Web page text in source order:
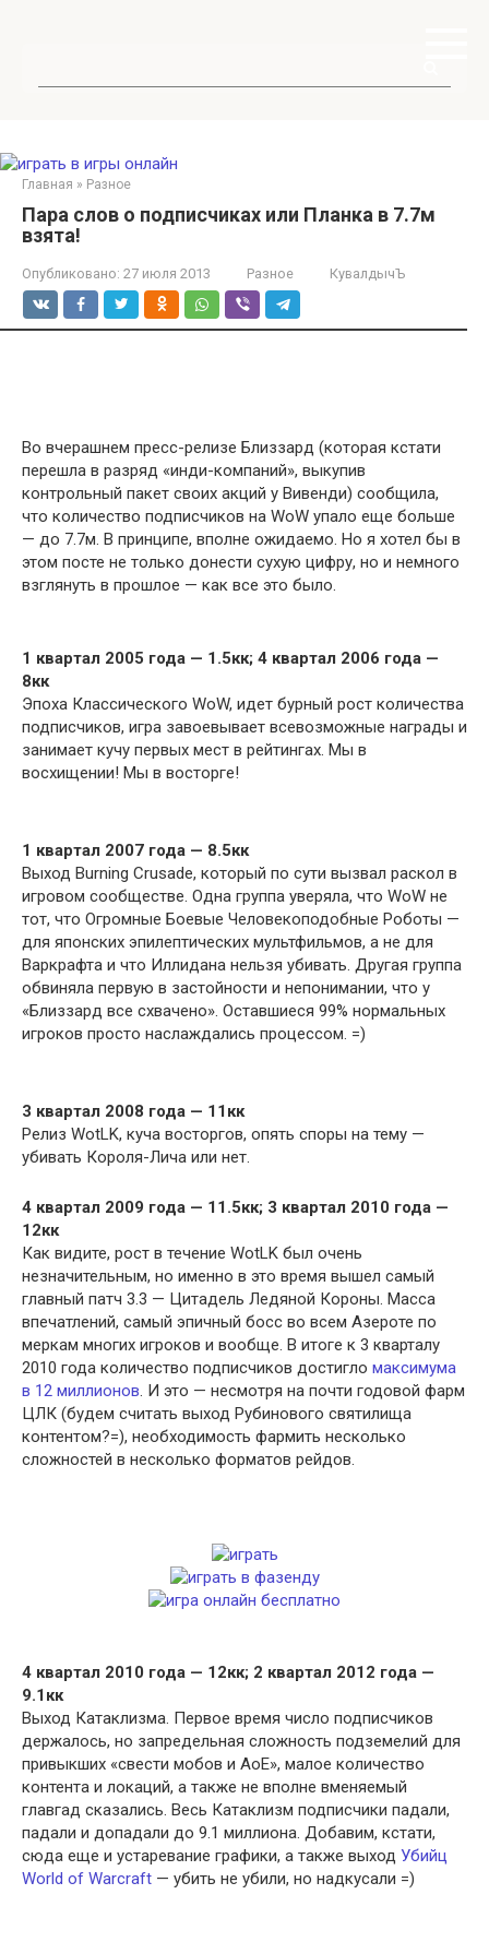
Главная » Разное
Пара слов о подписчиках или Планка в 7.7м
взята!
Опубликовано: 27 июля 2013 Разное КувалдычЪ
Во вчерашнем пресс-релизе Близзард (которая кстати
перешла в разряд «инди-компаний», выкупив
контрольный пакет своих акций у Вивенди) сообщила,
что количество подписчиков на WoW упало еще больше
— до 7.7м. В принципе, вполне ожидаемо. Но я хотел бы в
этом посте не только донести сухую цифру, но и немного
взглянуть в прошлое — как все это было.
1 квартал 2005 года — 1.5кк; 4 квартал 2006 года —
8кк
Эпоха Классического WoW, идет бурный рост количества
подписчиков, игра завоевывает всевозможные награды и
занимает кучу первых мест в рейтингах. Мы в
восхищении! Мы в восторге!
1 квартал 2007 года — 8.5кк
Выход Burning Crusade, который по сути вызвал раскол в
игровом сообществе. Одна группа уверяла, что WoW не
тот, что Огромные Боевые Человекоподобные Роботы —
для японских эпилептических мультфильмов, а не для
Варкрафта и что Иллидана нельзя убивать. Другая группа
обвиняла первую в застойности и непонимании, что у
«Близзард все схвачено». Оставшиеся 99% нормальных
игроков просто наслаждались процессом. =)
3 квартал 2008 года — 11кк
Релиз WotLK, куча восторгов, опять споры на тему —
убивать Короля-Лича или нет.
4 квартал 2009 года — 11.5кк; 3 квартал 2010 года —
12кк
Как видите, рост в течение WotLK был очень
незначительным, но именно в это время вышел самый
главный патч 3.3 — Цитадель Ледяной Короны. Масса
впечатлений, самый эпичный босс во всем Азероте по
меркам многих игроков и вообще. В итоге к 3 кварталу
2010 года количество подписчиков достигло максимума
в 12 миллионов. И это — несмотря на почти годовой фарм
ЦЛК (будем считать выход Рубинового святилища
контентом?=), необходимость фармить несколько
сложностей в несколько форматов рейдов.
4 квартал 2010 года — 12кк; 2 квартал 2012 года —
9.1кк
Выход Катаклизма. Первое время число подписчиков
держалось, но запредельная сложность подземелий для
привыкших «свести мобов и АоЕ», малое количество
контента и локаций, а также не вполне вменяемый
главгад сказались. Весь Катаклизм подписчики падали,
падали и допадали до 9.1 миллиона. Добавим, кстати,
сюда еще и устаревание графики, а также выход Убийц
World of Warcraft — убить не убили, но надкусали =)